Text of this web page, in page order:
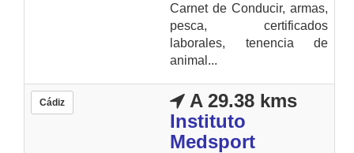
Carnet de Conducir, armas,
pesca, certificados
laborales, tenencia de
animal...
Cádiz
A 29.38 kms
Instituto
Medsport